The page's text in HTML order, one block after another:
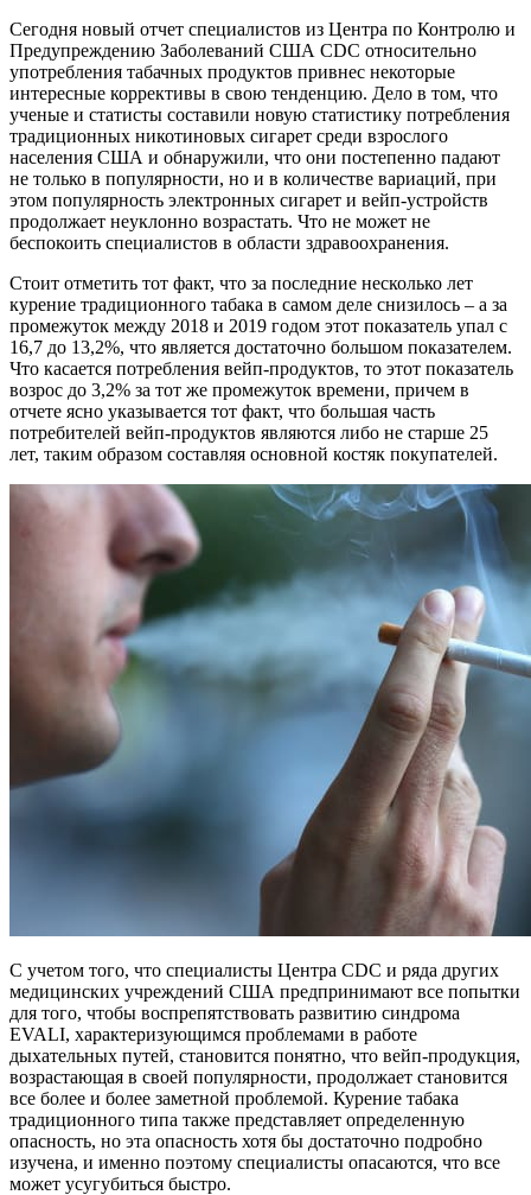
Сегодня новый отчет специалистов из Центра по Контролю и
Предупреждению Заболеваний США CDC относительно
употребления табачных продуктов привнес некоторые
интересные коррективы в свою тенденцию. Дело в том, что
ученые и статисты составили новую статистику потребления
традиционных никотиновых сигарет среди взрослого
населения США и обнаружили, что они постепенно падают
не только в популярности, но и в количестве вариаций, при
этом популярность электронных сигарет и вейп-устройств
продолжает неуклонно возрастать. Что не может не
беспокоить специалистов в области здравоохранения.
Стоит отметить тот факт, что за последние несколько лет
курение традиционного табака в самом деле снизилось – а за
промежуток между 2018 и 2019 годом этот показатель упал с
16,7 до 13,2%, что является достаточно большом показателем.
Что касается потребления вейп-продуктов, то этот показатель
возрос до 3,2% за тот же промежуток времени, причем в
отчете ясно указывается тот факт, что большая часть
потребителей вейп-продуктов являются либо не старше 25
лет, таким образом составляя основной костяк покупателей.
С учетом того, что специалисты Центра CDC и ряда других
медицинских учреждений США предпринимают все попытки
для того, чтобы воспрепятствовать развитию синдрома
EVALI, характеризующимся проблемами в работе
дыхательных путей, становится понятно, что вейп-продукция,
возрастающая в своей популярности, продолжает становится
все более и более заметной проблемой. Курение табака
традиционного типа также представляет определенную
опасность, но эта опасность хотя бы достаточно подробно
изучена, и именно поэтому специалисты опасаются, что все
может усугубиться быстро.